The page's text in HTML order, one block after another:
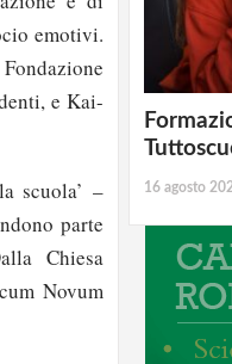
emotivi.
e Kai-
scuola’ –
parte
Chiesa
Novum
16 agosto